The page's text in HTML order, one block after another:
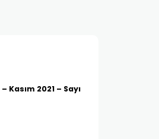
Kasım 2021 – Sayı